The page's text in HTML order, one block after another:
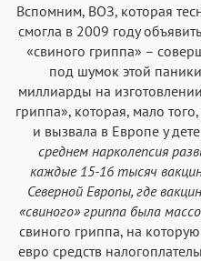
Вспомним, ВОЗ, которая
смогла в 2009 году
«свиного гриппа» –
под шумок этой
миллиарды на
гриппа», которая, мало
и вызвала в Европе у
среднем нарколепсия
каждые 15-16 тысяч
Северной Европы, где
«свиного» гриппа была
свиного гриппа, на
евро средств